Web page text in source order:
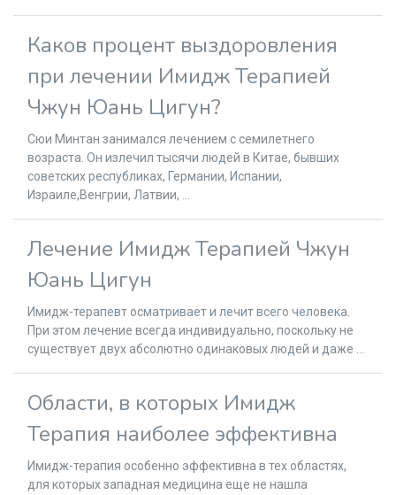
Каков процент выздоровления
при лечении Имидж Терапией
Чжун Юань Цигун?
Сюи Минтан занимался лечением с семилетнего
возраста. Он излечил тысячи людей в Китае, бывших
советских республиках, Германии, Испании,
Израиле,Венгрии, Латвии, ...
Лечение Имидж Терапией Чжун
Юань Цигун
Имидж-терапевт осматривает и лечит всего человека.
При этом лечение всегда индивидуально, поскольку не
существует двух абсолютно одинаковых людей и даже ...
Области, в которых Имидж
Терапия наиболее эффективна
Имидж-терапия особенно эффективна в тех областях,
для которых западная медицина еще не нашла